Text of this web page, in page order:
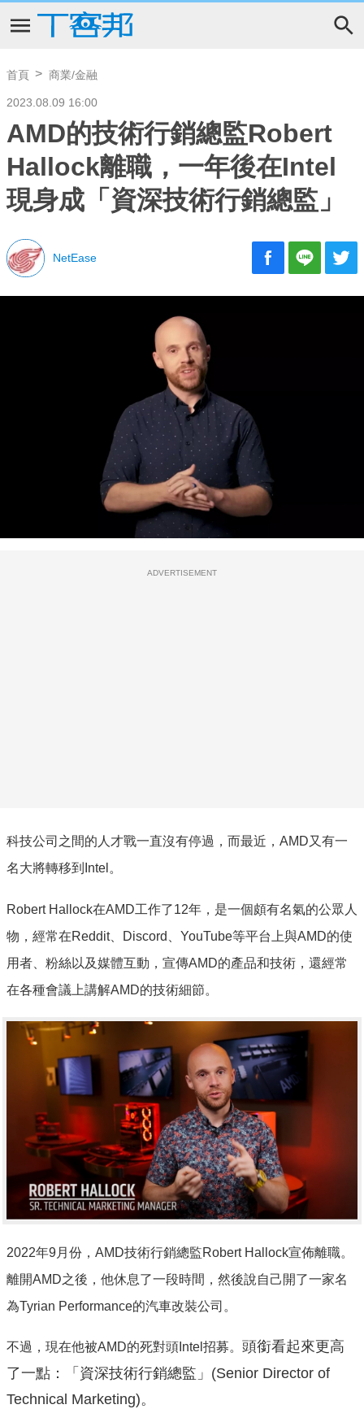
首頁 商業/金融
2023.08.09 16:00
AMD的技術行銷總監Robert
Hallock離職，一年後在Intel
現身成「資深技術行銷總監」
NetEase
ADVERTISEMENT
科技公司之間的人才戰一直沒有停過，而最近，AMD又有一
名大將轉移到Intel。
Robert Hallock在AMD工作了12年，是一個頗有名氣的公眾人
物，經常在Reddit、Discord、YouTube等平台上與AMD的使
用者、粉絲以及媒體互動，宣傳AMD的產品和技術，還經常
在各種會議上講解AMD的技術細節。
2022年9月份，AMD技術行銷總監Robert Hallock宣佈離職。
離開AMD之後，他休息了一段時間，然後說自己開了一家名
為Tyrian Performance的汽車改裝公司。
不過，現在他被AMD的死對頭Intel招募。 頭銜看起來更高
了一點：「資深技術行銷總監」(Senior Director of
Technical Marketing)。